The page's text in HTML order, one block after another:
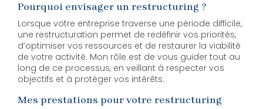
Pourquoi envisager un restructuring ?
Lorsque votre entreprise traverse une période difficile,
une restructuration permet de redéfinir vos priorités,
d’optimiser vos ressources et de restaurer la viabilité
de votre activité. Mon rôle est de vous guider tout au
long de ce processus, en veillant à respecter vos
objectifs et à protéger vos intérêts.
Mes prestations pour votre restructuring